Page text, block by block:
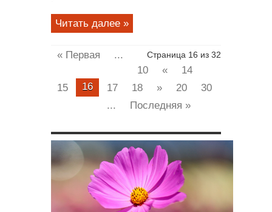
Читать далее »
Страница 16 из 32
« Первая
...
10
«
14
15
16 17 18 » 20
30
...
Последняя »